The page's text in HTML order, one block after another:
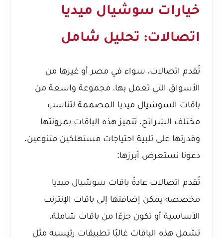
خيارات سوشيال ميديا
اتصالات: تحليل شامل
تُقدم اتصالات، سواء في مصر أو غيرها من
الأسواق التي تعمل بها، مجموعة واسعة من
باقات السوشيال ميديا المصممة لتناسب
مختلف الشرائح. تتميز هذه الباقات بمرونتها
وقدرتها على تلبية احتياجات مستهلكين متنوعين.
دعونا نستعرض أبرزها:
تُقدم اتصالات عادةً باقات سوشيال ميديا
مخصصة يمكن إضافتها إلى باقات الإنترنت
الأساسية أو تكون جزءًا من باقات شاملة.
تشمل هذه الباقات غالبًا تطبيقات رئيسية مثل